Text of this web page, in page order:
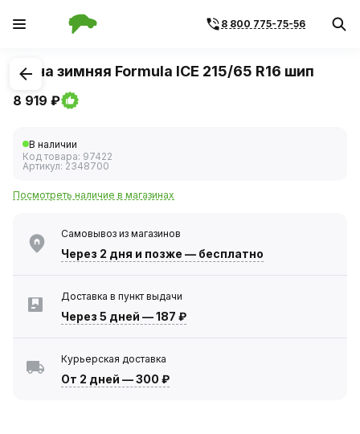
8 800 775-75-56
1/1
Шина зимняя Formula ICE 215/65 R16 шип
8 919 ₽
В наличии
Код товара: 97422
Артикул: 2348700
Посмотреть наличие в магазинах
Самовывоз из магазинов
Через 2 дня и позже — бесплатно
Доставка в пункт выдачи
Через 5 дней —187 ₽
Курьерская доставка
От 2 дней —300 ₽